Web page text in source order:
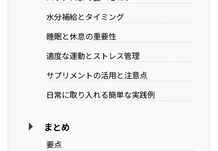
水分補給とタイミング
睡眠と休息の重要性
適度な運動とストレス管理
サプリメントの活用と注意点
日常に取り入れる簡単な実践例
まとめ
要点